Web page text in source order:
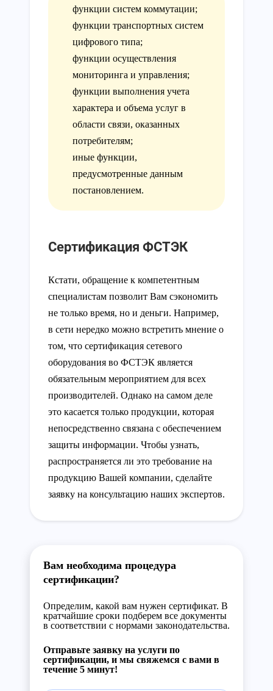
функции систем коммутации;
функции транспортных систем
цифрового типа;
функции осуществления
мониторинга и управления;
функции выполнения учета
характера и объема услуг в
области связи, оказанных
потребителям;
иные функции,
предусмотренные данным
постановлением.
Сертификация ФСТЭК
Кстати, обращение к компетентным
специалистам позволит Вам сэкономить
не только время, но и деньги. Например,
в сети нередко можно встретить мнение о
том, что сертификация сетевого
оборудования во ФСТЭК является
обязательным мероприятием для всех
производителей. Однако на самом деле
это касается только продукции, которая
непосредственно связана с обеспечением
защиты информации. Чтобы узнать,
распространяется ли это требование на
продукцию Вашей компании, сделайте
заявку на консультацию наших экспертов.
Вам необходима процедура
сертификации?
Определим, какой вам нужен сертификат. В
кратчайшие сроки подберем все документы
в соответствии с нормами законодательства.
Отправьте заявку на услуги по
сертификации, и мы свяжемся с вами в
течение 5 минут!